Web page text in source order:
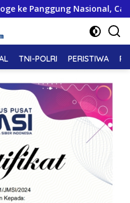
Nasional, Camat
TNI-POLRI PERISTIWA